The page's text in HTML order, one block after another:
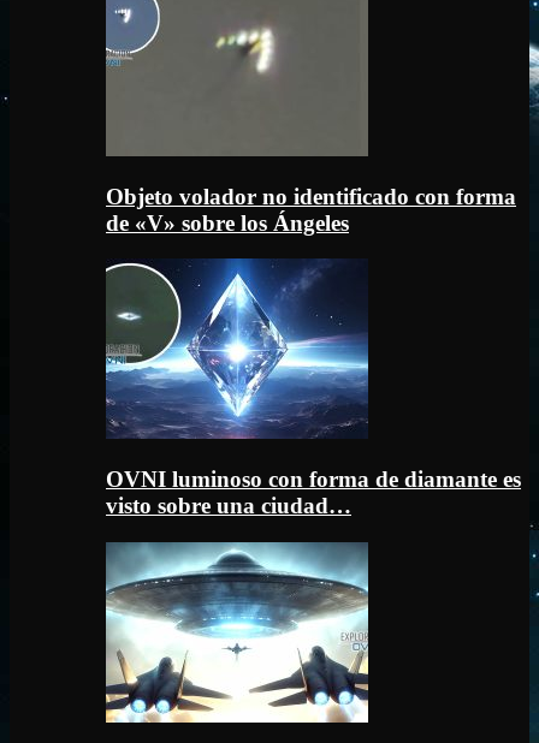
Objeto volador no identificado con forma
de «V» sobre los Ángeles
OVNI luminoso con forma de diamante es
visto sobre una ciudad…